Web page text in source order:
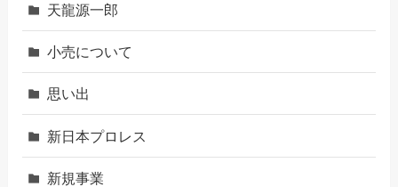
天龍源一郎
小売について
思い出
新日本プロレス
新規事業